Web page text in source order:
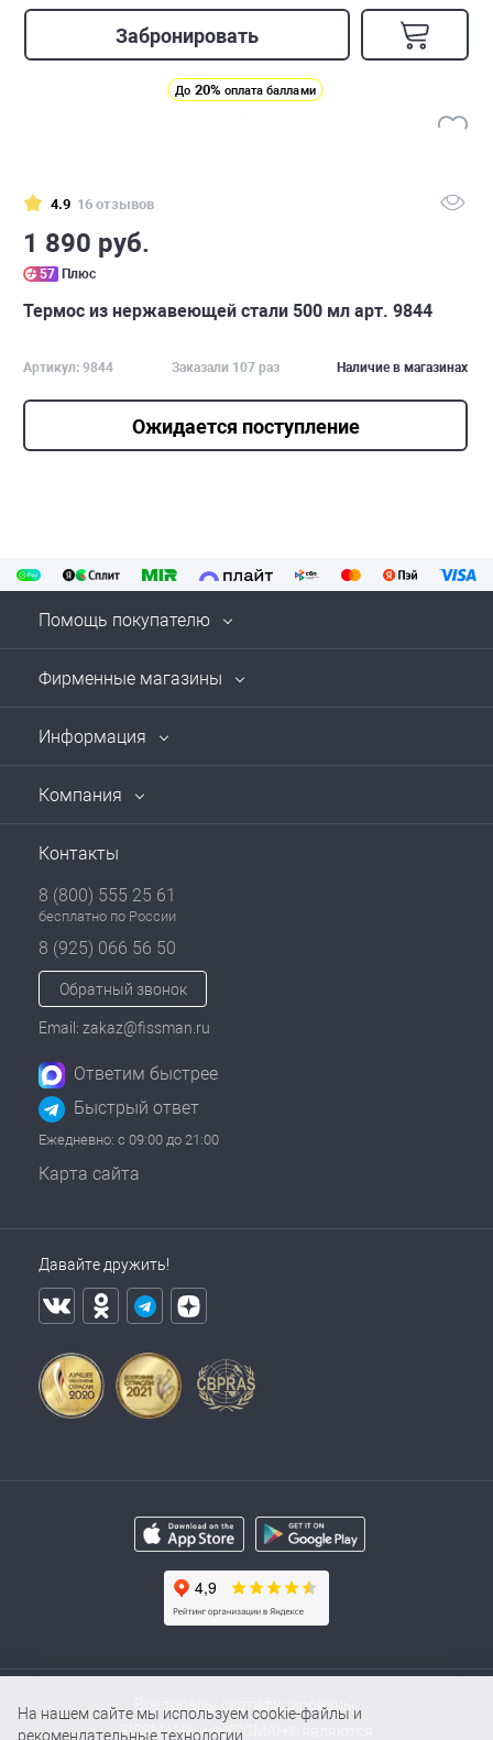
Забронировать
До 20% оплата баллами
4.9 16 отзывов
1 890 руб.
57 Плюс
Термос из нержавеющей стали 500 мл арт. 9844
Артикул: 9844 Заказали 107 раз Наличие в магазинах
Ожидается поступление
Помощь покупателю
Фирменные магазины
Информация
Компания
Контакты
8 (800) 555 25 61
бесплатно по России
8 (925) 066 56 50
Обратный звонок
Email: zakaz@fissman.ru
Ответим быстрее
Быстрый ответ
Ежедневно: с 09:00 до 21:00
Карта сайта
Давайте дружить!
Все товары сертифицированы.
FISSMAN® и ФИССМАН® являются
На нашем сайте мы используем cookie-файлы и
рекомендательные технологии.